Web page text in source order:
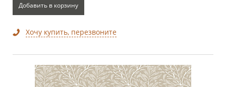
Добавить в корзину
Хочу купить, перезвоните